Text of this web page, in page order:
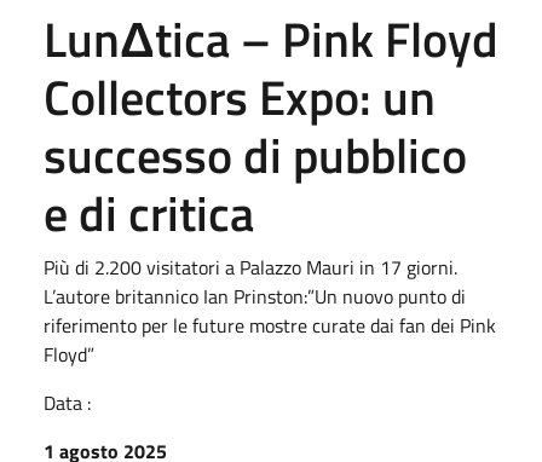
LunΔtica – Pink Floyd
Collectors Expo: un
successo di pubblico
e di critica
Più di 2.200 visitatori a Palazzo Mauri in 17 giorni.
L’autore britannico Ian Prinston:”Un nuovo punto di
riferimento per le future mostre curate dai fan dei Pink
Floyd”
Data :
1 agosto 2025